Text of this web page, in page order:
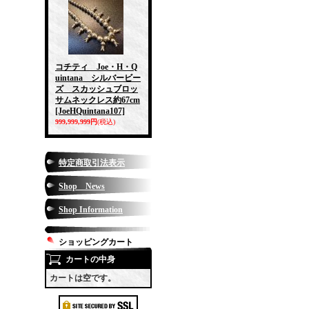
コチティ Joe・H・Q
uintana シルバービー
ズ スカッシュブロッ
サムネックレス約67cm
[JoeHQuintana107]
999,999,999円(税込)
特定商取引法表示
Shop News
Shop Information
ショッピングカート
カートの中身
カートは空です。